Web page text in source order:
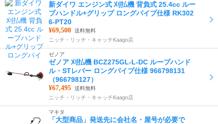
新ダイワ エンジン式 刈払機 背負式 25.4cc ルー
プハンドル+グリップ ロングパイプ仕様 RK302
6-PT20
¥69,500 送料無料
ニッチ・リッチ・キャッチKaago店
ゼノア
ゼノア 刈払機 BCZ275GL-L-DC ループハンド
ル・STレバー ロングパイプ仕様 966798131
（966798127）
¥67,495 送料無料
ニッチ・リッチ・キャッチKaago店
マキタ
「大型商品」発送先に会社名・屋号が必要で